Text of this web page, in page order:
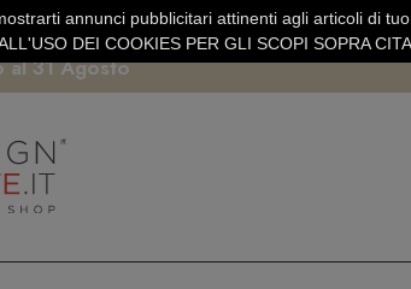
· CARTA DI CREDITO SERVIZIO CLIENTI
al 31 Agosto
annunci pubblicitari attinenti agli articoli di
DEI COOKIES PER GLI SCOPI SOPRA